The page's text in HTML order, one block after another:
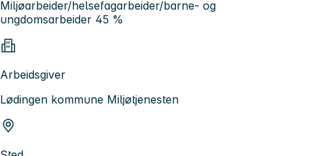
Miljøarbeider/helsefagarbeider/barne- og
ungdomsarbeider 45 %
Arbeidsgiver
Lødingen kommune Miljøtjenesten